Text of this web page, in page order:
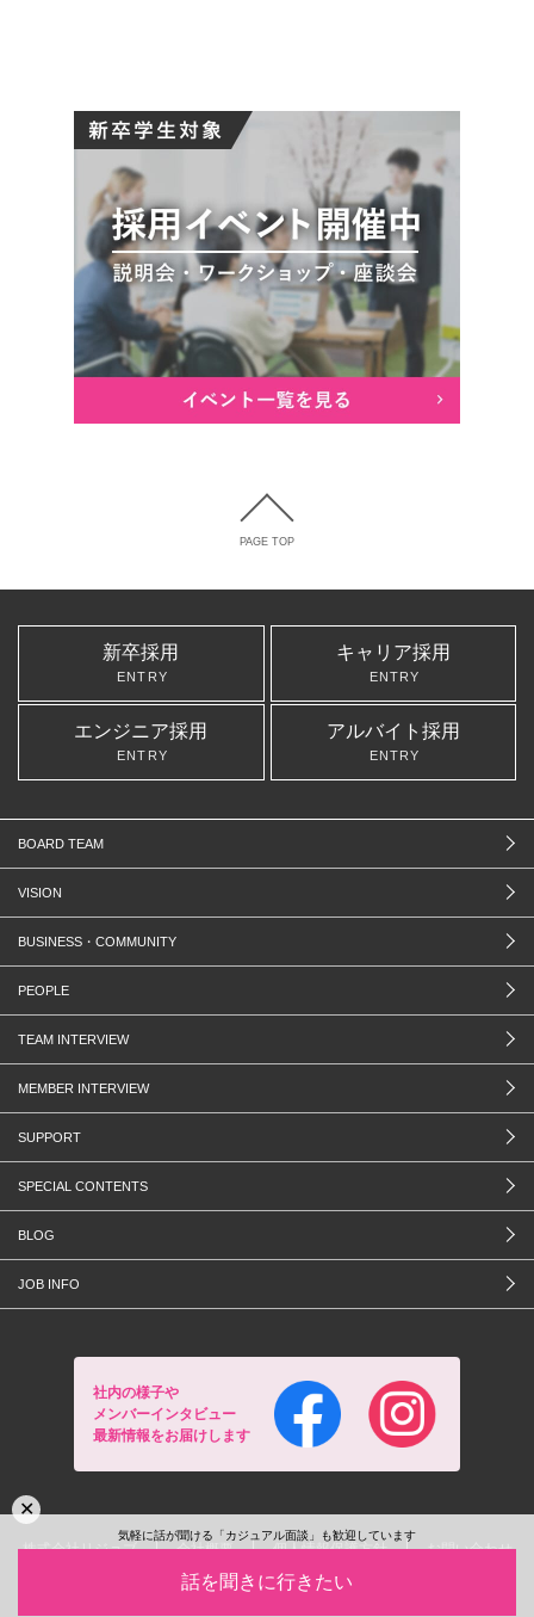
PAGE TOP
✕
気軽に話が聞ける「カジュアル面談」も歓迎しています
話を聞きに行きたい
新卒採用
ENTRY
キャリア採用
ENTRY
エンジニア採用
ENTRY
アルバイト採用
ENTRY
BOARD TEAM
VISION
BUSINESS・COMMUNITY
PEOPLE
TEAM INTERVIEW
MEMBER INTERVIEW
SUPPORT
SPECIAL CONTENTS
BLOG
JOB INFO
社内の様子や
メンバーインタビュー
最新情報をお届けします
株式会社リジョブ 会社概要 個人情報保護方針 お問い合わせ
© REJOB Co., Ltd. All Rights Reserved.